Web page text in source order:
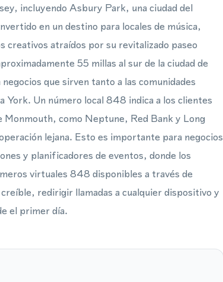
incluyendo Asbury Park, una ciudad del
en un destino para locales de música,
atraídos por su revitalizado paseo
55 millas al sur de la ciudad de
que sirven tanto a las comunidades
Un número local 848 indica a los clientes
Monmouth, como Neptune, Red Bank y Long
lejana. Esto es importante para negocios
y planificadores de eventos, donde los
virtuales 848 disponibles a través de
redirigir llamadas a cualquier dispositivo y
el primer día.